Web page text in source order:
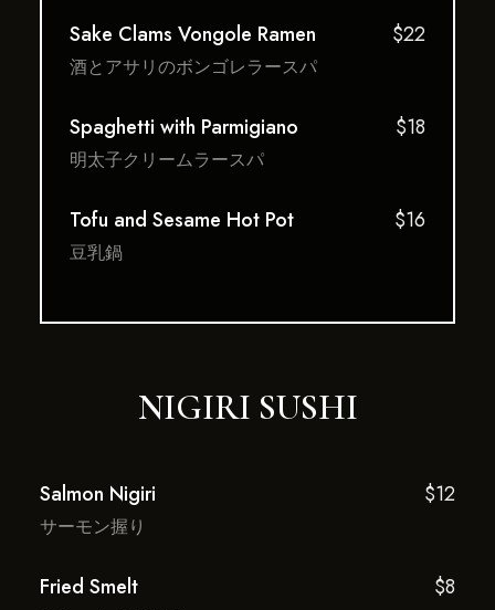
Sake Clams Vongole Ramen $22
酒とアサリのボンゴレラースパ
Spaghetti with Parmigiano $18
明太子クリームラースパ
Tofu and Sesame Hot Pot $16
豆乳鍋
NIGIRI SUSHI
Salmon Nigiri $12
サーモン握り
Fried Smelt $8